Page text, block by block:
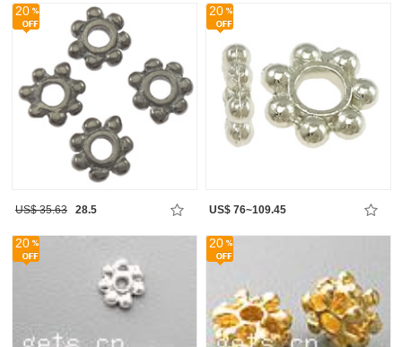
20
US$ 35.63 28.5
20
US$ 76~109.45
20 20